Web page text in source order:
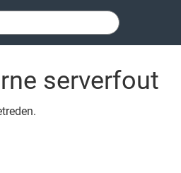
serverfout